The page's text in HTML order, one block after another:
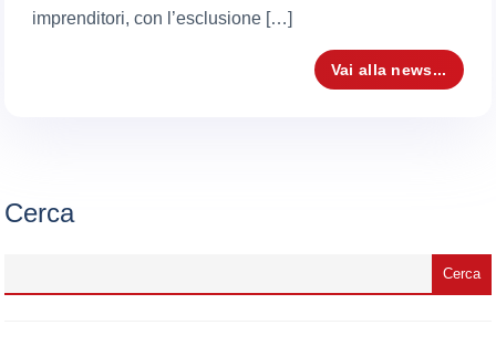
imprenditori, con l’esclusione […]
Vai alla news...
Cerca